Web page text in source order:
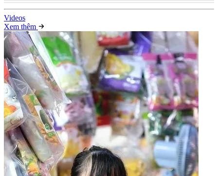
Videos
Xem thêm